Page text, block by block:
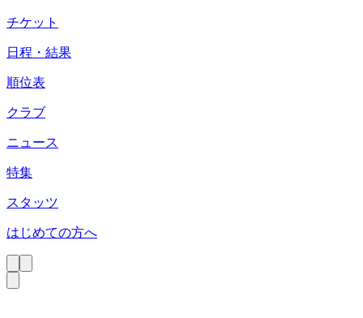
チケット
日程・結果
順位表
クラブ
ニュース
特集
スタッツ
はじめての方へ